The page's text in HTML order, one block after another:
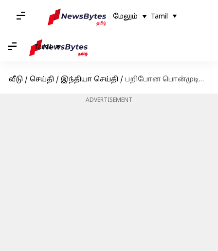
மேலும் Tamil
Tamil
வீடு / செய்தி / இந்தியா செய்தி / பறிபோன பொன்முடியின் MLA பதவி; விரைவில் திருக்கோவிலூர் தொகுதிக்கு இடைத்தேர்தல்
ADVERTISEMENT